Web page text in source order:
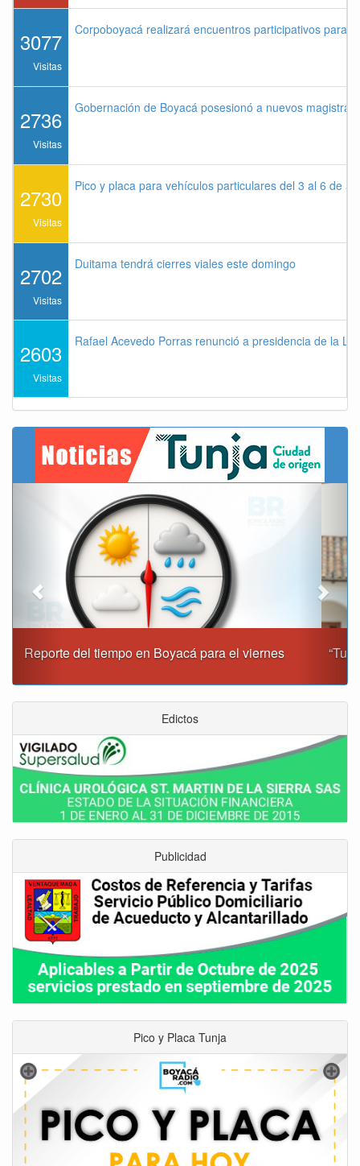
3077
Visitas
Corpoboyacá realizará encuentros participativos para
2736
Visitas
Gobernación de Boyacá posesionó a nuevos
2730
Visitas
Pico y placa para vehículos particulares del 3 al 6 de
2702
Visitas
Duitama tendrá cierres viales este domingo
2603
Visitas
Rafael Acevedo Porras renunció a presidencia de la
“Tunja nos ha dado demasiado y no podemos fallarle en
Edictos
Publicidad
Pico y Placa Tunja